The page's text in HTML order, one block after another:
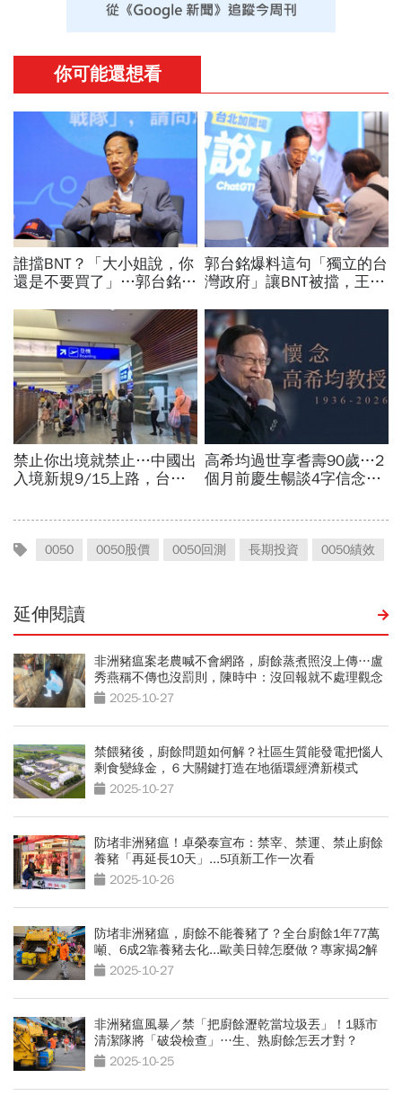
0050 0050股價 0050回測 長期投資 0050績效
延伸閱讀
非洲豬瘟案老農喊不會網路，廚餘蒸煮照沒上傳…盧
秀燕稱不傳也沒罰則，陳時中：沒回報就不處理觀念
不對2025-10-27
禁餵豬後，廚餘問題如何解？社區生質能發電把惱人
剩食變綠金，６大關鍵打造在地循環經濟新模式
2025-10-27
防堵非洲豬瘟！卓榮泰宣布：禁宰、禁運、禁止廚餘
養豬「再延長10天」...5項新工作一次看
2025-10-26
防堵非洲豬瘟，廚餘不能養豬了？全台廚餘1年77萬
噸、6成2靠養豬去化...歐美日韓怎麼做？專家揭2解
方 2025-10-27
非洲豬瘟風暴／禁「把廚餘瀝乾當垃圾丟」！1縣市
清潔隊將「破袋檢查」…生、熟廚餘怎丟才對？
2025-10-25